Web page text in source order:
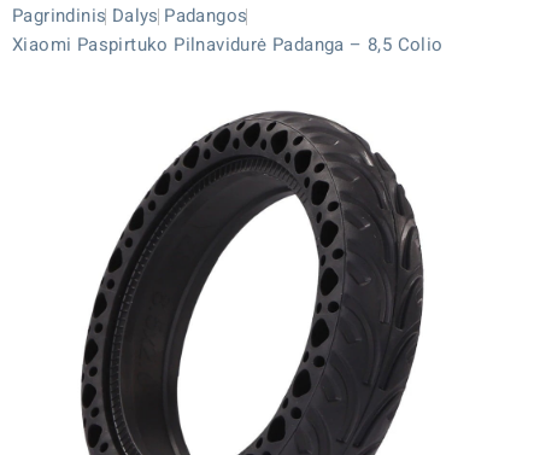
Pagrindinis Dalys Padangos
Xiaomi Paspirtuko Pilnavidurė Padanga – 8,5 Colio